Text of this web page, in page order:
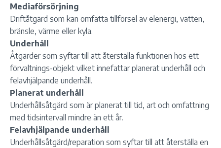
Mediaförsörjning
Driftåtgärd som kan omfatta tillförsel av elenergi, vatten,
bränsle, värme eller kyla.
Underhåll
Åtgärder som syftar till att återställa funktionen hos ett
förvaltnings-objekt vilket innefattar planerat underhåll och
felavhjälpande underhåll.
Planerat underhåll
Underhållsåtgärd som är planerat till tid, art och omfattning
med tidsintervall mindre än ett år.
Felavhjälpande underhåll
Underhållsåtgärd/reparation som syftar till att återställa en